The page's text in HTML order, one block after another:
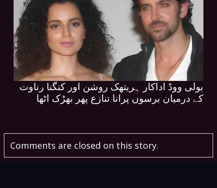
بولی ووڈ اداکار ہریتھک روشن اور کنگنا رناوت
کے درمیان برسوں پرانا تنازع پھر بھڑک اٹھا
Comments are closed on this story.